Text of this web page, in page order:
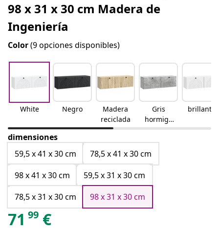
98 x 31 x 30 cm Madera de
Ingeniería
Color(9 opciones disponibles)
White Negro
Madera
reciclada
Gris
hormigó
n
brillante
dimensiones
59,5 x 41 x 30 cm
78,5 x 41 x 30 cm
98 x 41 x 30 cm
59,5 x 31 x 30 cm
78,5 x 31 x 30 cm
98 x 31 x 30 cm
71 99 €